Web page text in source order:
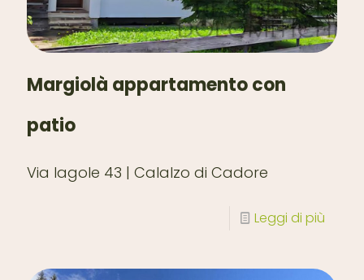
Margiolà appartamento con
patio
Via lagole 43 | Calalzo di Cadore
Leggi di più